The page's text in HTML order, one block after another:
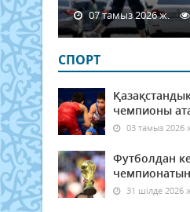
07 тамыз 2026 ж.
СПОРТ
чемпионы
03 тамыз 2026
Футболдан
31 шілде 2026